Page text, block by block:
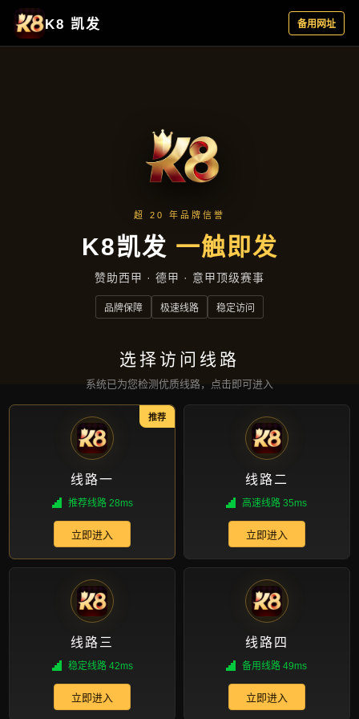
产品介绍
首页 产品介绍